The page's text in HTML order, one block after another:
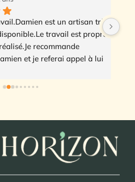
est un artisan très
travail est propre
recommande
et je referai appel à lui